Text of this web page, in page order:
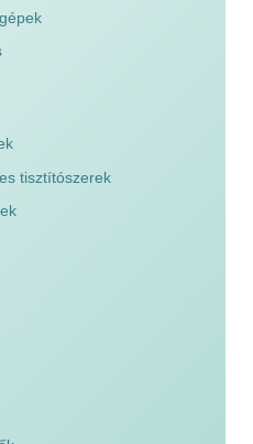
tisztítószerek